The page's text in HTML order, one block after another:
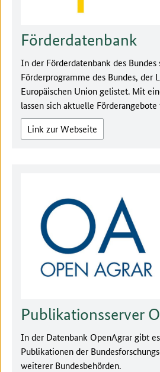
Förderdatenbank
In der Förderdatenbank des Bundes
Förderprogramme des Bundes, der
Europäischen Union gelistet. Mit
lassen sich aktuelle
Link zur Webseite
Publikationsserver
In der Datenbank OpenAgrar gibt
Publikationen der
weiterer Bundesbehörden.